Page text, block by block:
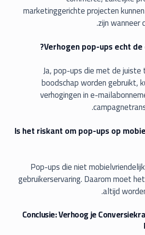
marketinggerichte projecten
zijn wanneer
Verhogen pop-ups echt
Ja, pop-ups die met de juiste
boodschap worden gebruikt,
verhogingen in e-
Is het riskant om pop-ups op
Pop-ups die niet
gebruikerservaring. Daarom moet
altijd
Conclusie: Verhoog je